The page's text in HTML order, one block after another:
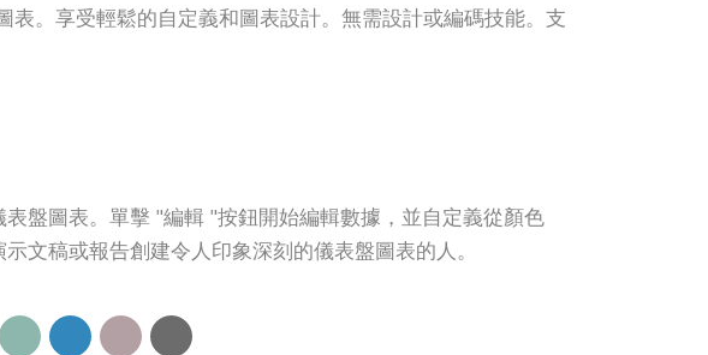
。享受輕鬆的自定義和圖表設計。無需設計或編碼技能。支
盤圖表。單擊 "編輯 "按鈕開始編輯數據，並自定義從顏色
文稿或報告創建令人印象深刻的儀表盤圖表的人。